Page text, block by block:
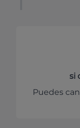
si
Puedes